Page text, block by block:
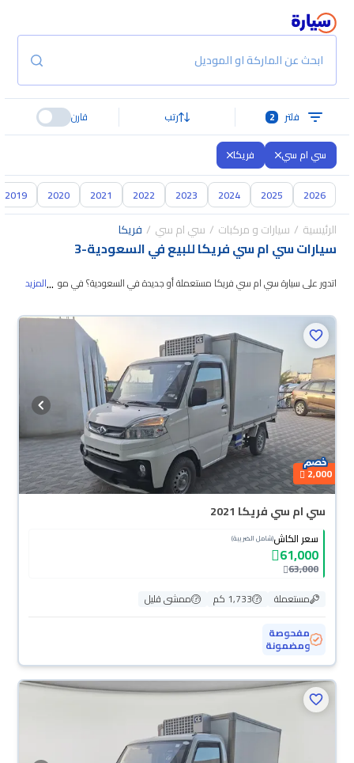
ابحث عن الماركة او الموديل
فلتر 2 رتب قارن
سي ام سي فريكا
2026
2025
2024
2023
2022
2021
2020
2019
الرئيسية سيارات و مركبات سي ام سي فريكا
سيارات سي ام سي فريكا للبيع في السعودية-
3
اتدور على سيارة سي ام سي فريكا مستعملة أو جديدة في السعودية؟ في موقع
سي ام سي فريكا المستعملة مضمونة ومفحوصة بأكثر من 200 نقطة وتقدر
أيام بكل سهولة. والسيارات الجديدة مضمونة بضمان الوكالة، تقدر تشتريها كاش أو
تقسيط، وتحجزها أونلاين، وبتوصلك لين باب بيتك.
...المزيد
2,000
سي ام سي فريكا 2021
سعر الكاش(شامل الضريبة)
61,000
63,000
مستعملة
1,733 كم
ممشى قليل
مفحوصة
ومضمونة